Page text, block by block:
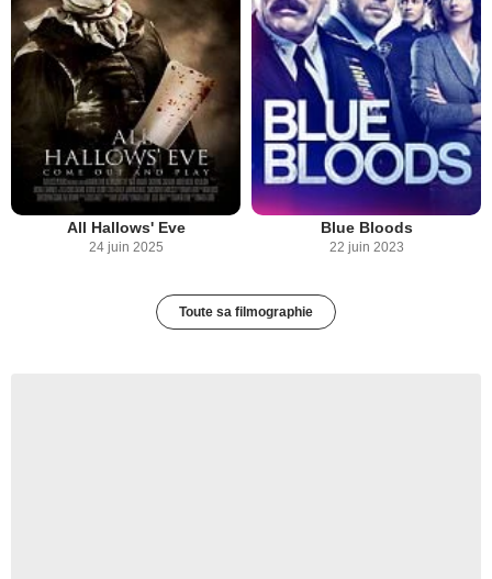
All Hallows' Eve
24 juin 2025
Blue Bloods
22 juin 2023
Toute sa filmographie